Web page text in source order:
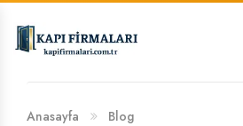
BANKA HESAP NUMARALARIMIZ
Anasayfa
Blog